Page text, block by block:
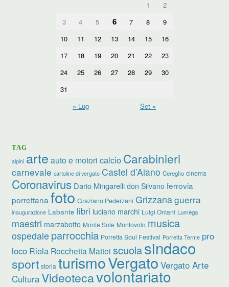
1
2
3
4 5 6 7 8
9
10
11 12 13 14 15
16
17
18 19 20 21 22
23
24
25 26 27 28 29
30
31
« Lug
Set »
TAG
alpini arte auto e motori calcio Carabinieri
carnevale cartoline di vergato Castel d’Aiano Cereglio cinema
Coronavirus Dario Mingarelli don Silvano ferrovia
porrettana foto Graziano Pederzani Grizzanaguerra
inaugurazione Labante libri luciano marchi Luigi Ontani Lumèga
maestri marzabotto Monte Sole Montovolo musica
ospedale parrocchia Porretta Soul Festival Porretta Terme pro
loco Riola Rocchetta Mattei scuolasindaco
sport storia turismoVergato Vergato Arte
CulturaVideotecavolontariato